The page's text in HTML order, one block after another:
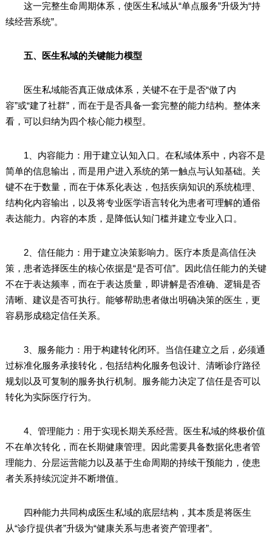
这一完整生命周期体系，使医生私域从“单点服务”升级为“持
续经营系统”。
五、医生私域的关键能力模型
医生私域能否真正做成体系，关键不在于是否“做了内
容”或“建了社群”，而在于是否具备一套完整的能力结构。整体来
看，可以归纳为四个核心能力模型。
1、内容能力：用于建立认知入口。在私域体系中，内容不是
简单的信息输出，而是用户进入系统的第一触点与认知基础。关
键不在于数量，而在于体系化表达，包括疾病知识的系统梳理、
结构化内容输出，以及将专业医学语言转化为患者可理解的通俗
表达能力。内容的本质，是降低认知门槛并建立专业入口。
2、信任能力：用于建立决策影响力。医疗本质是高信任决
策，患者选择医生的核心依据是“是否可信”。因此信任能力的关键
不在于表达频率，而在于表达质量，即讲解是否准确、逻辑是否
清晰、建议是否可执行。能够帮助患者做出明确决策的医生，更
容易形成稳定信任关系。
3、服务能力：用于构建转化闭环。当信任建立之后，必须通
过标准化服务承接转化，包括结构化服务包设计、清晰诊疗路径
规划以及可复制的服务执行机制。服务能力决定了信任是否可以
转化为实际医疗行为。
4、管理能力：用于实现长期关系经营。医生私域的终极价值
不在单次转化，而在长期健康管理。因此需要具备数据化患者管
理能力、分层运营能力以及基于生命周期的持续干预能力，使患
者关系持续沉淀并不断增值。
四种能力共同构成医生私域的底层结构，其本质是将医生
从“诊疗提供者”升级为“健康关系与患者资产管理者”。